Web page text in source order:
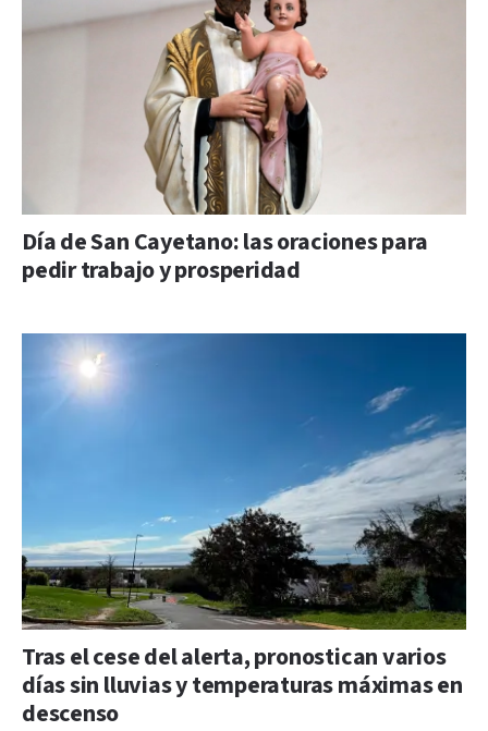
Día de San Cayetano: las oraciones para
pedir trabajo y prosperidad
Tras el cese del alerta, pronostican varios
días sin lluvias y temperaturas máximas en
descenso